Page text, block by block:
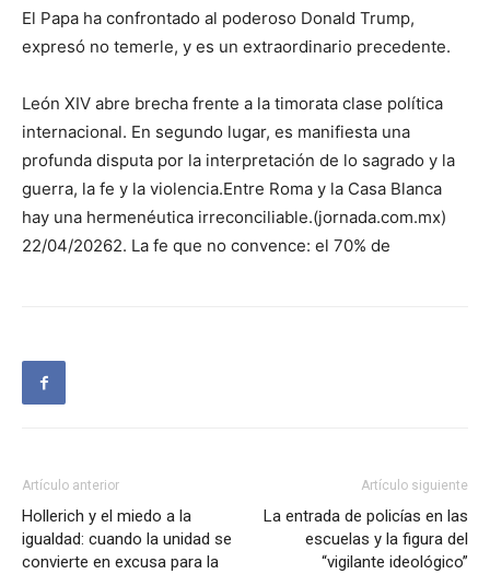
El Papa ha confrontado al poderoso Donald Trump,
expresó no temerle, y es un extraordinario precedente.
León XIV abre brecha frente a la timorata clase política
internacional. En segundo lugar, es manifiesta una
profunda disputa por la interpretación de lo sagrado y la
guerra, la fe y la violencia.Entre Roma y la Casa Blanca
hay una hermenéutica irreconciliable.(jornada.com.mx)
22/04/20262. La fe que no convence: el 70% de
Artículo anterior
Hollerich y el miedo a la
igualdad: cuando la unidad se
convierte en excusa para la
Artículo siguiente
La entrada de policías en las
escuelas y la figura del
“vigilante ideológico”